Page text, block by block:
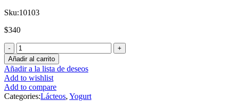
Sku:10103
$340
Añadir al carrito
Añadir a la lista de deseos
Add to wishlist
Add to compare
Categories:Lácteos, Yogurt